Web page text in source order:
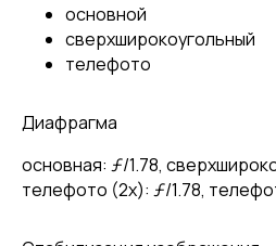
основной
сверхширокоугольный
телефото
Диафрагма
основная: ƒ/1.78,
телефото (2x): ƒ/1.78,